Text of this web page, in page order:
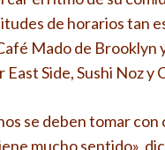
de horarios tan
Mado de Brooklyn
East Side, Sushi Noz
se deben tomar
mucho sentido»,